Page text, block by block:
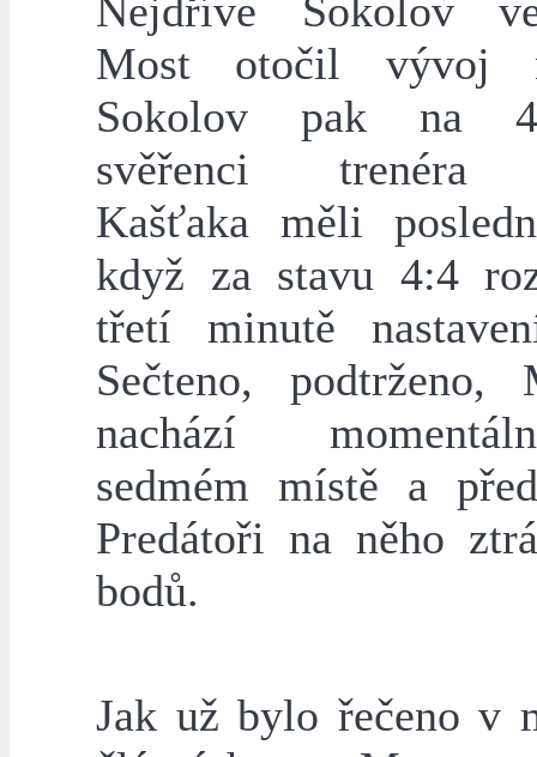
Nejdříve Sokolov
Most otočil vývoj
Sokolov pak na
svěřenci trenéra
Kašťaka měli
když za stavu 4:4
třetí minutě
Sečteno, podtrženo,
nachází
sedmém místě a
Predátoři na něho
bodů.
Jak už bylo řečeno v